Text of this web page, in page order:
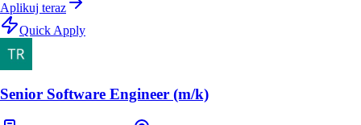
Aplikuj teraz
Quick Apply
Senior Software Engineer (m/k)